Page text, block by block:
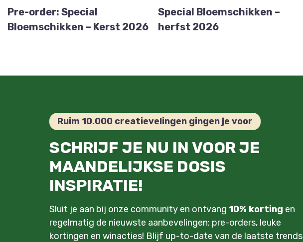
Pre-order: Special
Bloemschikken – Kerst 2026
Special Bloemschikken –
herfst 2026
Ruim 10.000 creatievelingen gingen je voor
SCHRIJF JE NU IN VOOR JE
MAANDELIJKSE DOSIS
INSPIRATIE!
Sluit je aan bij onze community en ontvang 10% korting en
regelmatig de nieuwste aanbevelingen: pre-orders, leuke
kortingen en winacties! Blijf up-to-date van de laatste trends